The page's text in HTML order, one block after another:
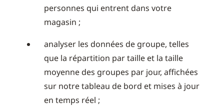
personnes qui entrent dans votre
magasin ;
analyser les données de groupe, telles
que la répartition par taille et la taille
moyenne des groupes par jour, affichées
sur notre tableau de bord et mises à jour
en temps réel ;